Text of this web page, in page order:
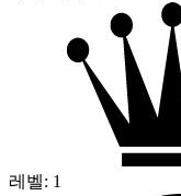
레벨: 1